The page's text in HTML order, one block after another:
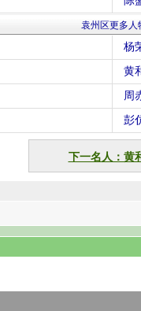
袁州区更多人
杨
黄
周
彭
下一名人：黄